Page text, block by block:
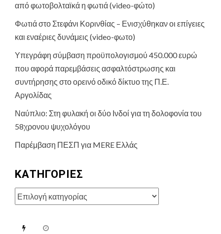
από φωτοβολταϊκά η φωτιά (video-φώτο)
Φωτιά στο Στεφάνι Κορινθίας – Ενισχύθηκαν οι επίγειες
και εναέριες δυνάμεις (video-φωτο)
Υπεγράφη σύμβαση προϋπολογισμού 450.000 ευρώ
που αφορά παρεμβάσεις ασφαλτόστρωσης και
συντήρησης στο ορεινό οδικό δίκτυο της Π.Ε.
Αργολίδας
Ναύπλιο: Στη φυλακή οι δύο Ινδοί για τη δολοφονία του
58χρονου ψυχολόγου
Παρέμβαση ΠΕΣΠ για MERE Ελλάς
KΑΤΗΓΟΡΊΕΣ
Kατηγορίες